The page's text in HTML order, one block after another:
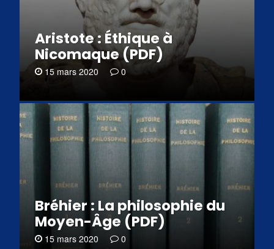
Aristote : Éthique à
Nicomaque (PDF)
15 mars 2020 0
Bréhier : La philosophie du
Moyen-Âge (PDF)
15 mars 2020 0